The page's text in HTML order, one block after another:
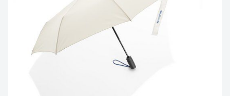
imágenes